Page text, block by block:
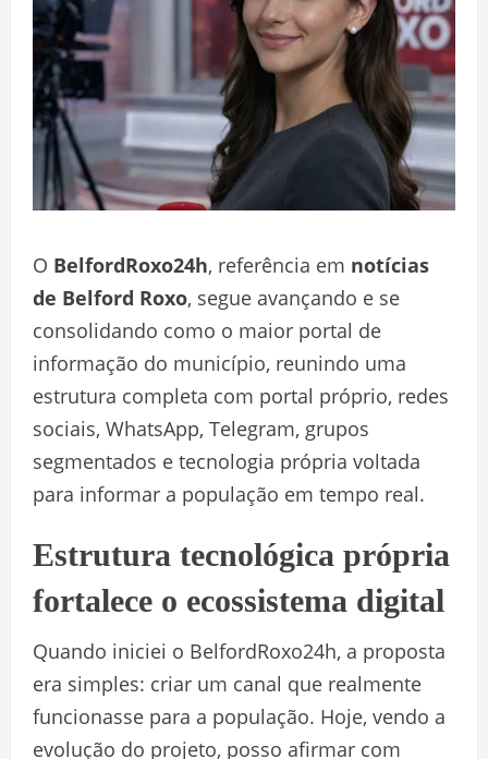
O BelfordRoxo24h, referência em notícias
de Belford Roxo, segue avançando e se
consolidando como o maior portal de
informação do município, reunindo uma
estrutura completa com portal próprio, redes
sociais, WhatsApp, Telegram, grupos
segmentados e tecnologia própria voltada
para informar a população em tempo real.
Estrutura tecnológica própria
fortalece o ecossistema digital
Quando iniciei o BelfordRoxo24h, a proposta
era simples: criar um canal que realmente
funcionasse para a população. Hoje, vendo a
evolução do projeto, posso afirmar com